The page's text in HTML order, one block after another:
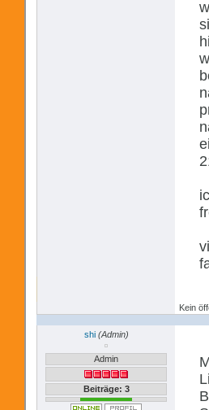
Kein
shi (Admin)
Admin
Beiträge: 3